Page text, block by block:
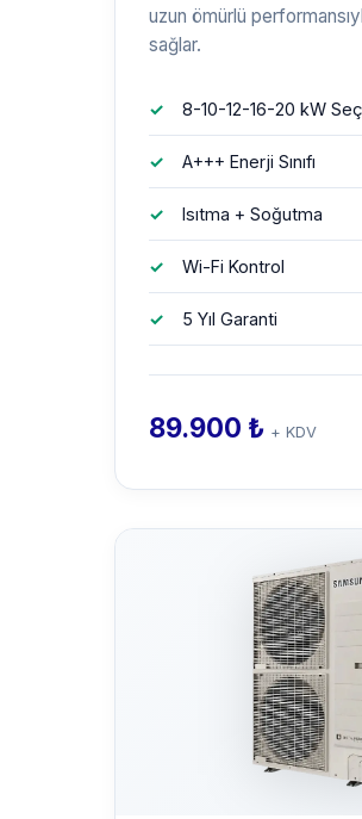
uzun ömürlü
sağlar.
8-10-12-16-20 kW
A+++ Enerji Sınıfı
Isıtma + Soğutma
Wi-Fi Kontrol
5 Yıl Garanti
89.900 ₺ + KDV